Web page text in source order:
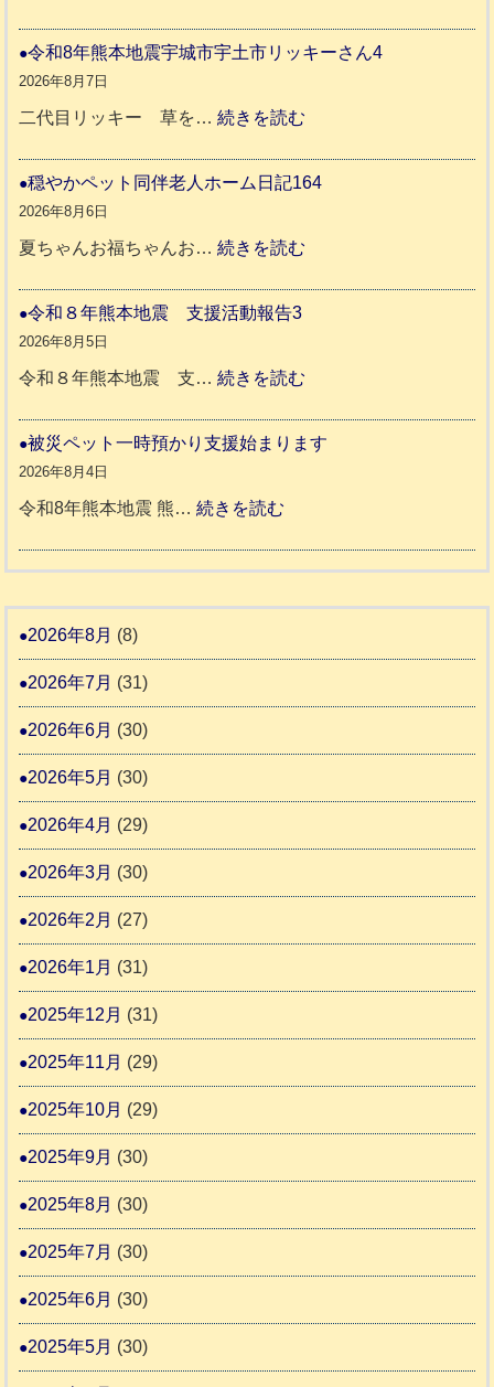
和
年
本
援
市
氷
令和8年熊本地震宇城市宇土市リッキーさん4
2026年8月7日
二代目リッキー 草を…続きを読む
和
城
市
市
ッ
さ
穏やかペット同伴老人ホーム日記164
2026年8月6日
夏ちゃんお福ちゃんお…続きを読む
ト
人
記
4
令和８年熊本地震 支援活動報告3
2026年8月5日
令和８年熊本地震 支…続きを読む
和
被災ペット一時預かり支援始まります
2026年8月4日
令和8年熊本地震 熊…続きを読む
災
ト
預
支
ま
2026年8月 (8)
2026年7月 (31)
2026年6月 (30)
2026年5月 (30)
2026年4月 (29)
2026年3月 (30)
2026年2月 (27)
2026年1月 (31)
2025年12月 (31)
2025年11月 (29)
2025年10月 (29)
2025年9月 (30)
2025年8月 (30)
2025年7月 (30)
2025年6月 (30)
2025年5月 (30)